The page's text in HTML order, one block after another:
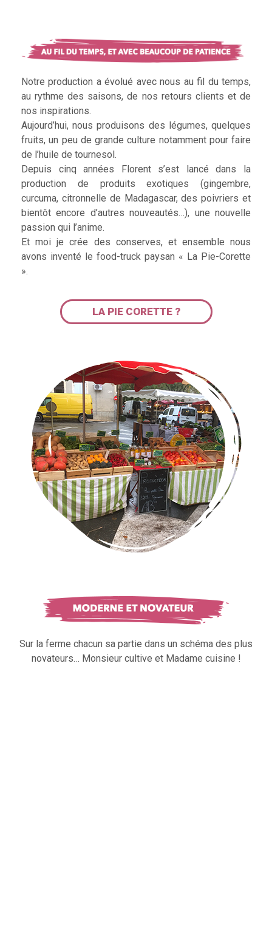
Notre production a évolué avec nous au fil du temps,
au rythme des saisons, de nos retours clients et de
nos inspirations.
Aujourd’hui, nous produisons des légumes, quelques
fruits, un peu de grande culture notamment pour faire
de l’huile de tournesol.
Depuis cinq années Florent s’est lancé dans la
production de produits exotiques (gingembre,
curcuma, citronnelle de Madagascar, des poivriers et
bientôt encore d’autres nouveautés…), une nouvelle
passion qui l’anime.
Et moi je crée des conserves, et ensemble nous
avons inventé le food-truck paysan « La Pie-Corette
».
LA PIE CORETTE ?
Sur la ferme chacun sa partie dans un schéma des plus
novateurs… Monsieur cultive et Madame cuisine !